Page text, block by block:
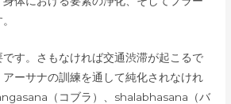
す。さもなければ交通渋滞が起こるで
アーサナの訓練を通して純化されなけれ
（コブラ）、shalabhasana（バ